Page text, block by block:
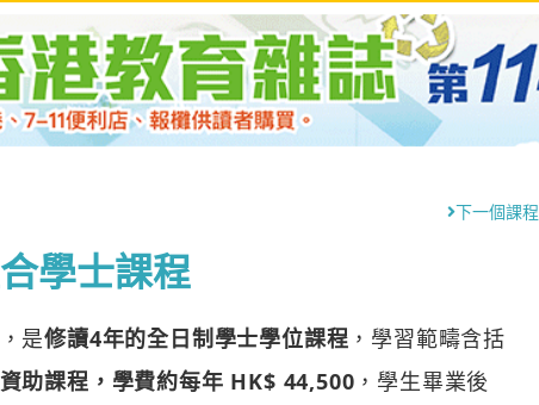
下一個課程
學士課程
是修讀4年的全日制學士學位課程 ，學習範疇含括
助課程，學費約每年 HK$ 44,500 ，學生畢業後